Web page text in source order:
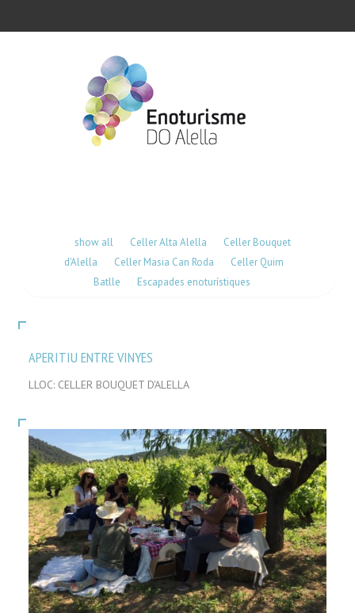
show all Celler Alta Alella
Celler Bouquet
d'Alella
Celler Masia Can Roda
Celler Quim
Batlle
Escapades enoturístiques
APERITIU ENTRE VINYES
LLOC: CELLER BOUQUET D'ALELLA